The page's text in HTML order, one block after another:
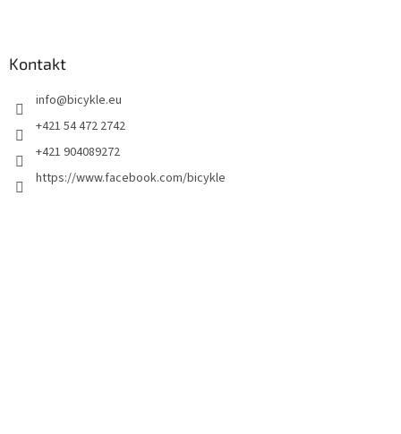
Kontakt
info@bicykle.eu
+421 54 472 2742
+421 904089272
https://www.facebook.com/bicykle